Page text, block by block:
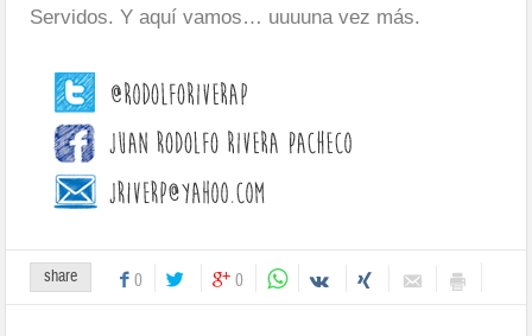
Servidos. Y aquí vamos… uuuuna vez más.
share 0 0